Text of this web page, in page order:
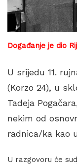
Događanje je dio
U srijedu 11.
(Korzo 24), u
Tadeja
nekim od
radnica/ka kao
U razgovoru će